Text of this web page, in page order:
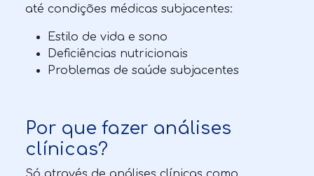
até condições médicas subjacentes:
Estilo de vida e sono
Deficiências nutricionais
Problemas de saúde subjacentes
Por que fazer análises
clínicas?